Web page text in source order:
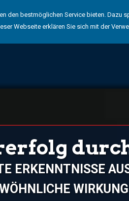
ERKENNTNISSE
den bestmöglichen Service bieten. Dazu
Webseite erklären Sie sich mit der